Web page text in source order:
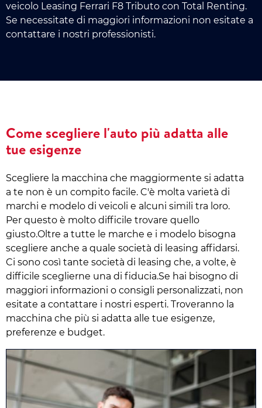
veicolo Leasing Ferrari F8 Tributo con Total Renting.
Se necessitate di maggiori informazioni non esitate a
contattare i nostri professionisti.
Come scegliere l'auto più adatta alle
tue esigenze
Scegliere la macchina che maggiormente si adatta
a te non è un compito facile. C'è molta varietà di
marchi e modelo di veicoli e alcuni simili tra loro.
Per questo è molto difficile trovare quello
giusto.Oltre a tutte le marche e i modelo bisogna
scegliere anche a quale società di leasing affidarsi.
Ci sono così tante società di leasing che, a volte, è
difficile sceglierne una di fiducia.Se hai bisogno di
maggiori informazioni o consigli personalizzati, non
esitate a contattare i nostri esperti. Troveranno la
macchina che più si adatta alle tue esigenze,
preferenze e budget.